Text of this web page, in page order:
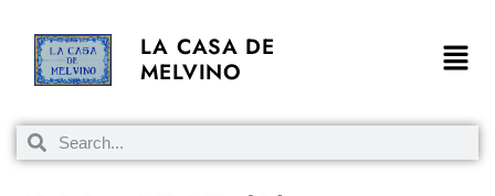
LA CASA DE
MELVINO